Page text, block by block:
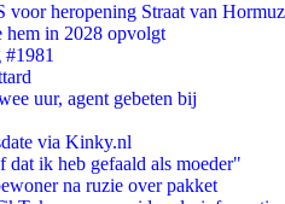
voor heropening Straat van Hormuz
hem in 2028 opvolgt
uur, agent gebeten bij
via Kinky.nl
ik heb gefaald als moeder"
na ruzie over pakket